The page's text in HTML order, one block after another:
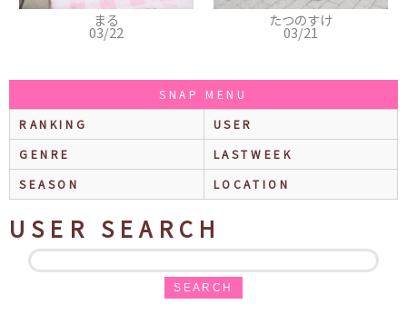
たつのすけ
03/21
SNAP MENU
RANKING
USER
GENRE
LASTWEEK
SEASON
LOCATION
USER SEARCH
SEARCH